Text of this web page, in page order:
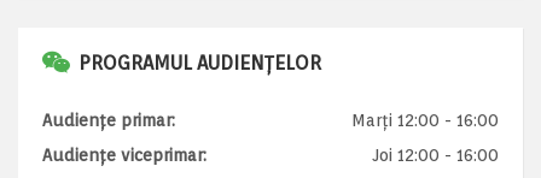
PROGRAMUL AUDIENȚELOR
Audiențe primar:
Marți 12:00 - 16:00
Audiențe viceprimar:
Joi 12:00 - 16:00